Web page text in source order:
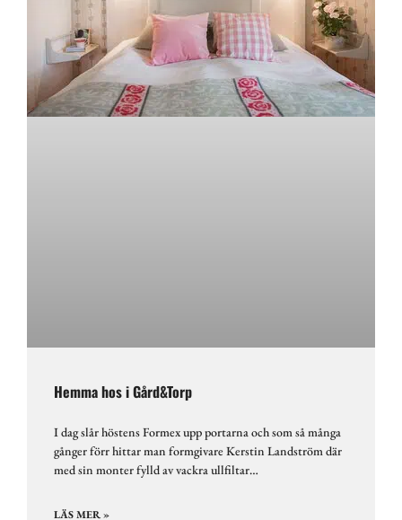
Hemma hos i Gård&Torp
I dag slår höstens Formex upp portarna och som så många
gånger förr hittar man formgivare Kerstin Landström där
med sin monter fylld av vackra ullfiltar…
LÄS MER »